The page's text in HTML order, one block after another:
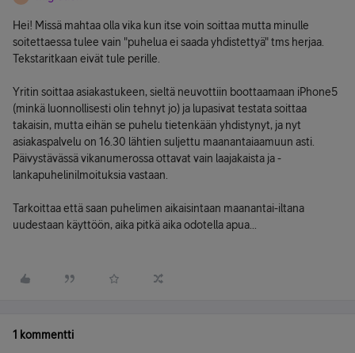
Hei! Missä mahtaa olla vika kun itse voin soittaa mutta minulle
soitettaessa tulee vain "puhelua ei saada yhdistettyä" tms herjaa.
Tekstaritkaan eivät tule perille.
Yritin soittaa asiakastukeen, sieltä neuvottiin boottaamaan iPhone5
(minkä luonnollisesti olin tehnyt jo) ja lupasivat testata soittaa
takaisin, mutta eihän se puhelu tietenkään yhdistynyt, ja nyt
asiakaspalvelu on 16.30 lähtien suljettu maanantaiaamuun asti.
Päivystävässä vikanumerossa ottavat vain laajakaista ja -
lankapuhelinilmoituksia vastaan.
Tarkoittaa että saan puhelimen aikaisintaan maanantai-iltana
uudestaan käyttöön, aika pitkä aika odotella apua...
1 kommentti